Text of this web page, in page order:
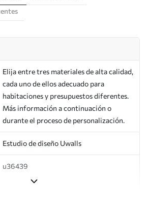
Elija entre tres materiales de alta calidad,
cada uno de ellos adecuado para
habitaciones y presupuestos diferentes.
Más información a continuación o
durante el proceso de personalización.
Estudio de diseño Uwalls
u36439